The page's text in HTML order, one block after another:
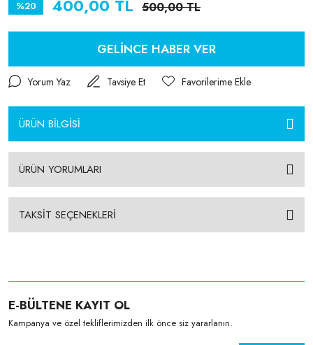
%20 400,00 TL 500,00 TL
GELİNCE HABER VER
Yorum Yaz Tavsiye Et
ÜRÜN BİLGİSİ
ÜRÜN YORUMLARI
TAKSİT SEÇENEKLERİ
E-BÜLTENE KAYIT OL
Kampanya ve özel tekliflerimizden ilk önce siz yararlanın.